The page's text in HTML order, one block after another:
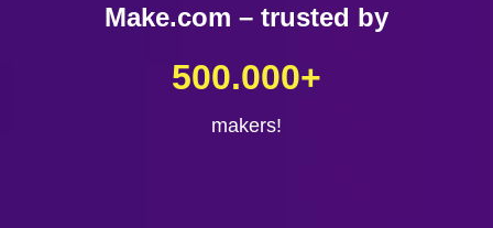
Make.com – trusted by
makers!
500.000+